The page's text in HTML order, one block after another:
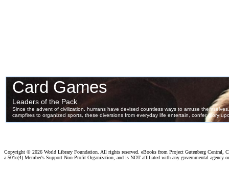
Copyright © 2026 World Library Foundation. All rights reserved. eBooks from Project Gutenberg Central,
a 501c(4) Member's Support Non-Profit Organization, and is NOT affiliated with any governmental agency